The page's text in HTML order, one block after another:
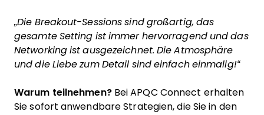
„Die Breakout-Sessions sind großartig, das
gesamte Setting ist immer hervorragend und das
Networking ist ausgezeichnet. Die Atmosphäre
und die Liebe zum Detail sind einfach einmalig!“
Warum teilnehmen?Bei APQC Connect erhalten
Sie sofort anwendbare Strategien, die Sie in den